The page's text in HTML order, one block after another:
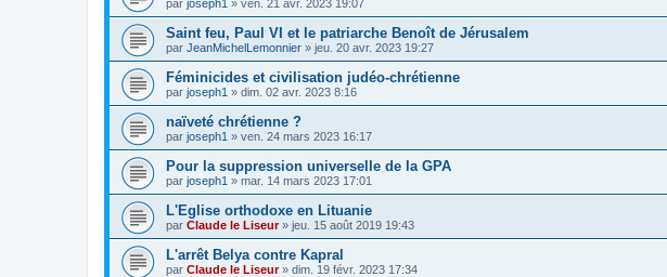
par joseph1 » ven. 21 avr. 2023 19:07
Saint feu, Paul VI et le patriarche Benoît de Jérusalem
par JeanMichelLemonnier » jeu. 20 avr. 2023 19:27
Féminicides et civilisation judéo-chrétienne
par joseph1 » dim. 02 avr. 2023 8:16
naïveté chrétienne ?
par joseph1 » ven. 24 mars 2023 16:17
Pour la suppression universelle de la GPA
par joseph1 » mar. 14 mars 2023 17:01
L'Eglise orthodoxe en Lituanie
par Claude le Liseur» jeu. 15 août 2019 19:43
L'arrêt Belya contre Kapral
par Claude le Liseur» dim. 19 févr. 2023 17:34